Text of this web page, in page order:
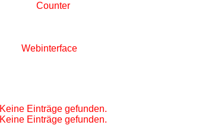
Counter
Webinterface
Keine Einträge gefunden.
Keine Einträge gefunden.